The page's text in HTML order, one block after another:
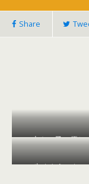
Share
小さい子に優し
歩くようにな